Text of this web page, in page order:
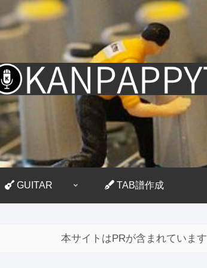
GUITAR TAB譜作成
本サイトはPRが含まれています